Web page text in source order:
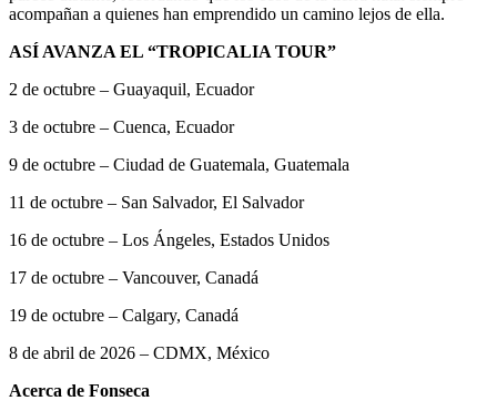
acompañan a quienes han emprendido un camino lejos de ella.
ASÍ AVANZA EL “TROPICALIA TOUR”
2 de octubre – Guayaquil, Ecuador
3 de octubre – Cuenca, Ecuador
9 de octubre – Ciudad de Guatemala, Guatemala
11 de octubre – San Salvador, El Salvador
16 de octubre – Los Ángeles, Estados Unidos
17 de octubre – Vancouver, Canadá
19 de octubre – Calgary, Canadá
8 de abril de 2026 – CDMX, México
Acerca de Fonseca